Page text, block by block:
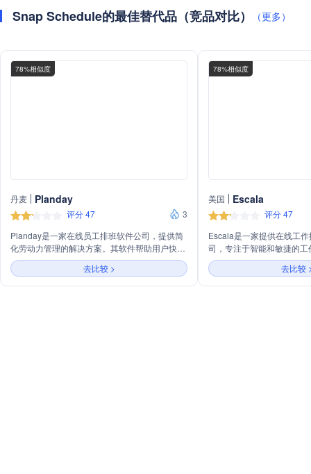
Snap Schedule的最佳替代品（竞品对比） （更多）
78%相似度
丹麦 Planday
评分 47
3
Planday是一家在线员工排班软件公司，提供简
化劳动力管理的解决方案。其软件帮助用户快速
构建员工排班表，同时考虑员工假期、可用性、
工资成本等因素。
去比较 >
78%相似度
美国 Escala
评分 47
Escala是一家提供在线工
司，专注于智能和敏捷的
务涵盖为不同工作制度（
班服务，包括自动遵循劳
通过应用实时查看排班、
去比较